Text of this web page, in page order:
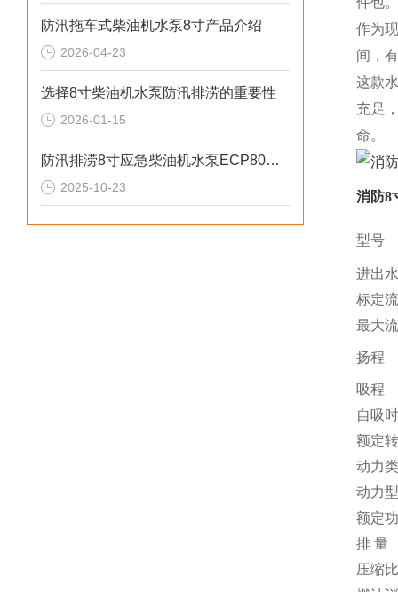
防汛拖车式柴油机水泵8寸产品介绍
2026-04-23
选择8寸柴油机水泵防汛排涝的重要性
2026-01-15
防汛排涝8寸应急柴油机水泵ECP80ME参数
2025-10-23
作为
间，
这款
充足
命。
消防8
型号
进出
标定
最大
扬程
吸程
自吸
额定
动力
动力
额定
排 量
压缩比